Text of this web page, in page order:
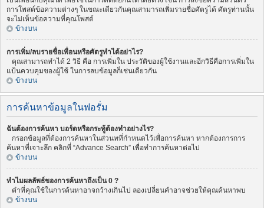
การโพสต์ข้อความต่างๆ ในขณะเดียวกันคุณสามารถเพิ่มรายชื่อศัตรูได้ ศัตรูท่านนั้น
จะไม่เห็นข้อความที่คุณโพสต์
ข้างบน
การเพิ่ม/ลบรายชื่อเพื่อนหรือศัตรูทำได้อย่าไร?
คุณสามารถทำได้ 2 วิธี คือ การเพิ่มใน ประวัติของผู้ใช้งานและอีกวิธีคือการเพิ่มใน
แป้นควบคุมของผู้ใช้ ในการลบข้อมูลก็เช่นเดียวกัน
ข้างบน
การค้นหาข้อมูลในฟอรั่ม
ฉันต้องการค้นหา บอร์ดหรือกระทู้ต้องทำอย่างไร?
กรอกข้อมูลที่ต้องการค้นหาในส่วนทที่กำหนดไว้เพื่อการค้นหา หากต้องการการ
ค้นหาที่เจาะลึก คลิกที่ “Advance Search” เพื่อทำการค้นหาต่อไป
ข้างบน
ทำไมผลลัพธ์ของการค้นหาถึงเป็น 0 ?
คำที่คุณใช้ในการค้นหาอาจกว้างเกินไป ลองเปลี่ยนคำอาจช่วยให้คุณค้นหาพบ
ข้างบน